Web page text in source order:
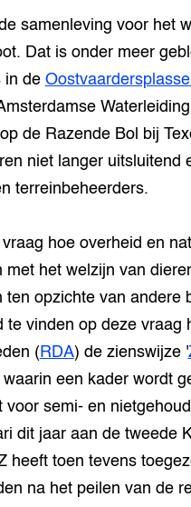
samenleving voor het
Dat is onder meer
in de
de Razende Bol bij
niet langer uitsluitend
terreinbeheerders.
hoe overheid en
met het welzijn van
ten opzichte van andere
te vinden op deze vraag
( RDA) de zienswijze '
een kader wordt
voor semi- en
dit jaar aan de tweede
heeft toen tevens
na het peilen van de